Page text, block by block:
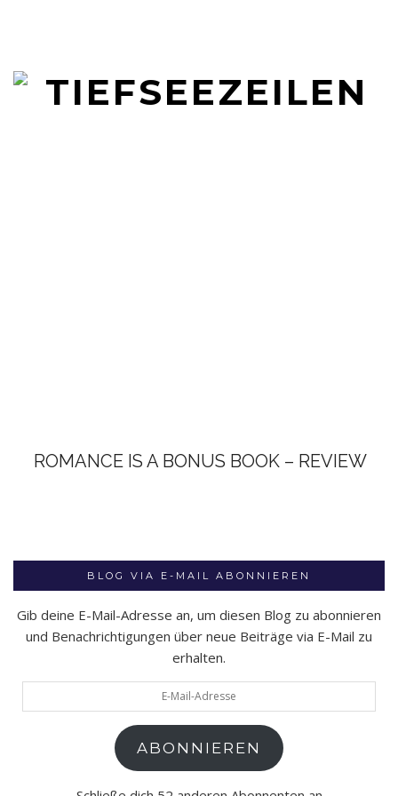
ROMANCE IS A BONUS BOOK – REVIEW
BLOG VIA E-MAIL ABONNIEREN
Gib deine E-Mail-Adresse an, um diesen Blog zu abonnieren
und Benachrichtigungen über neue Beiträge via E-Mail zu
erhalten.
Mail-
ABONNIEREN